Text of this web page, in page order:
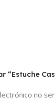
“Estuche
no